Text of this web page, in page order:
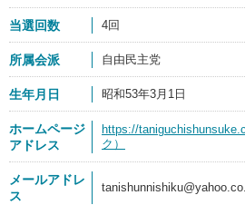
当選回数 4回
所属会派 自由民主党
生年月日 昭和53年3月1日
ホームページ
アドレス
https://
ク）
メールアドレ
ス